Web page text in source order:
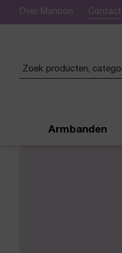
Over Manoon Contact
Armbanden